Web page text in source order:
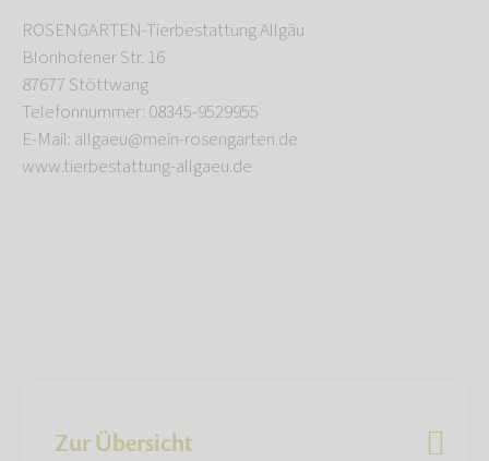
ROSENGARTEN-Tierbestattung Allgäu
Blonhofener Str. 16
87677 Stöttwang
Telefonnummer: 08345-9529955
E-Mail: allgaeu@mein-rosengarten.de
www.tierbestattung-allgaeu.de
Zur Übersicht